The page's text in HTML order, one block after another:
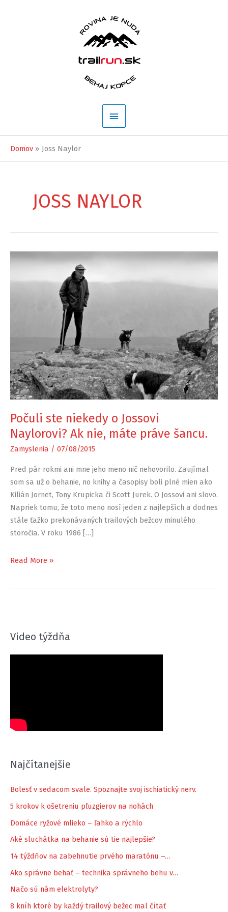
Hlavné
Menu
Domov Joss Naylor
JOSS NAYLOR
Počuli ste niekedy o Jossovi
Naylorovi? Ak nie, máte práve šancu.
Zamyslenia / 07/08/2015
Pred pár rokmi ani mne jeho meno nič nehovorilo. Zaujímal
som sa už o behanie, no knihy a časopisy boli plné mien ako
Kilián Jornet, Tony Krupicka či Scott Jurek. O Jossovi ani slovo.
Napriek tomu, že toto meno nosí jeden z najlepších a dodnes
stále ťažko prekonávaných trailových bežcov minulého
storočia. V roku 1986 […]
Počuli
Ak
Read More »
Video týždňa
Najčítanejšie
Bolesť v sedacom svale. Spoznajte svoj ischiatický nerv.
5 krokov k ošetreniu pľuzgierov na nohách
Domáce ryžové mlieko – ľahko a rýchlo
Aké sluchátka na behanie sú tie najlepšie?
14 týždňov na zabehnutie prvého maratónu –…
Ako správne behať – technika správneho behu v…
Načo sú nám elektrolyty?
8 kníh ktoré by každý trailový bežec mal čítať